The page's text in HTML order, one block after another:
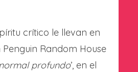
crítico le llevan en
Random House
profundo’, en el